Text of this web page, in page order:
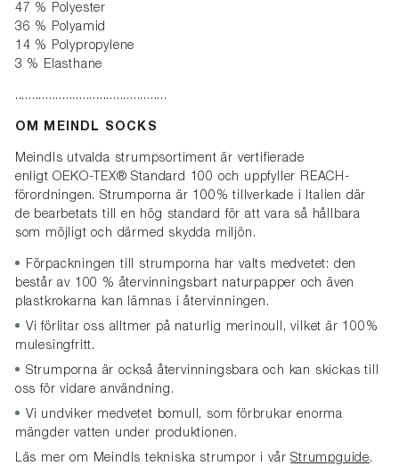
47 % Polyester
36 % Polyamid
14 % Polypropylene
3 % Elasthane
.............................................
OM MEINDL SOCKS
Meindls utvalda strumpsortiment är vertifierade
enligtOEKO-TEX® Standard 100 och uppfyller REACH-
förordningen. Strumporna är 100% tillverkade i Italien där
de bearbetats till en hög standard för att vara så hållbara
som möjligt och därmed skydda miljön.
Förpackningen till strumporna har valts medvetet: den
består av 100 % återvinningsbart naturpapper och även
plastkrokarna kan lämnas i återvinningen.
Vi förlitar oss alltmer på naturlig merinoull, vilket är 100%
mulesingfritt.
Strumporna är också återvinningsbara och kan skickas till
oss för vidare användning.
Vi undviker medvetet bomull, som förbrukar enorma
mängder vatten under produktionen.
Läs mer om Meindls tekniska strumpor i vårStrumpguide.